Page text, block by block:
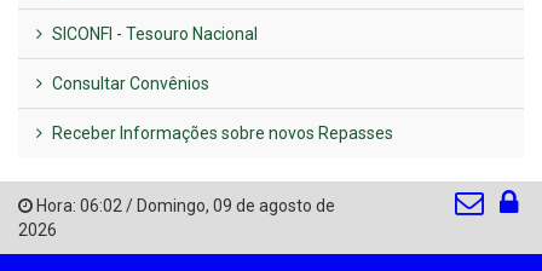
SICONFI - Tesouro Nacional
Consultar Convênios
Receber Informações sobre novos Repasses
Hora: 06:02 / Domingo, 09 de agosto de
2026